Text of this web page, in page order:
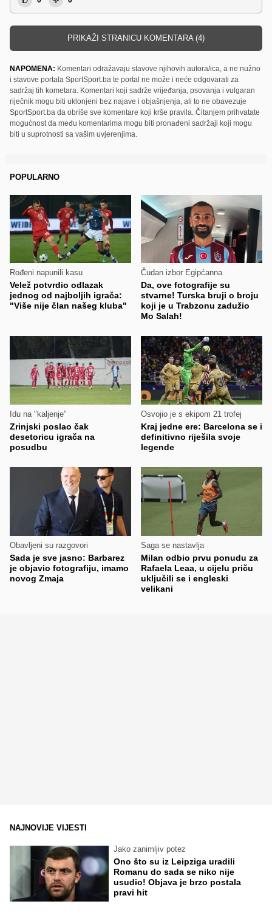
PRIKAŽI STRANICU KOMENTARA (4)
NAPOMENA: Komentari odražavaju stavove njihovih autora/ica, a ne nužno
i stavove portala SportSport.ba te portal ne može i neće odgovarati za
sadržaj tih kometara. Komentari koji sadrže vrijeđanja, psovanja i vulgaran
riječnik mogu biti uklonjeni bez najave i objašnjenja, ali to ne obavezuje
SportSport.ba da obriše sve komentare koji krše pravila. Čitanjem prihvatate
mogućnost da među komentarima mogu biti pronađeni sadržaji koji mogu
biti u suprotnosti sa vašim uvjerenjima.
POPULARNO
Rođeni napunili kasu
Velež potvrdio odlazak
jednog od najboljih igrača:
"Više nije član našeg kluba"
Čudan izbor Egipćanna
Da, ove fotografije su
stvarne! Turska bruji o broju
koji je u Trabzonu zadužio
Mo Salah!
Idu na "kaljenje"
Zrinjski poslao čak
desetoricu igrača na
posudbu
Osvojio je s ekipom 21 trofej
Kraj jedne ere: Barcelona se i
definitivno riješila svoje
legende
Obavljeni su razgovori
Sada je sve jasno: Barbarez
je objavio fotografiju, imamo
novog Zmaja
Saga se nastavlja
Milan odbio prvu ponudu za
Rafaela Leaa, u cijelu priču
uključili se i engleski
velikani
NAJNOVIJE VIJESTI
Jako zanimljiv potez
Ono što su iz Leipziga uradili
Romanu do sada se niko nije
usudio! Objava je brzo postala
pravi hit